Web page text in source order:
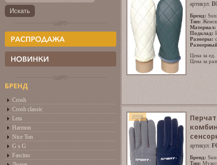
БРЕНД
Crosh
Crosh classic
Leta
Harmon
Nice Ton
G s G
Fascino
артикул:
Бренд:
Тип:
Материал:
Подклад:
Размеры:
Цена за
Цена за
артикул:
Бренд:
Тип: